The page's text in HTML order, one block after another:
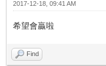
2017-12-18, 09:41 AM
希望會贏啦
Find